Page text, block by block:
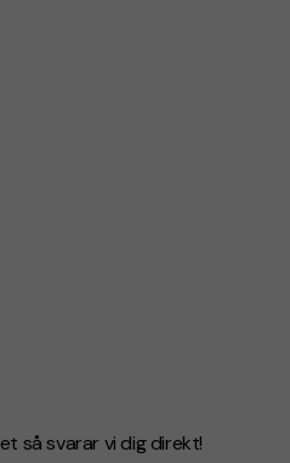
så svarar vi dig direkt!